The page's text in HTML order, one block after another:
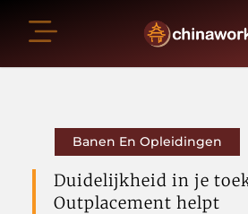
Banen En Opleidingen
Duidelijkheid in je
Outplacement helpt